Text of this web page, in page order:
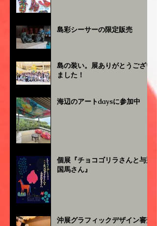
島彩シーサーの限定販売
島の装い。展ありがとうござい
ました！
海辺のアートdaysに参加中
個展『チョコゴリラさんと与那
国馬さん』
沖展グラフィックデザイン審査